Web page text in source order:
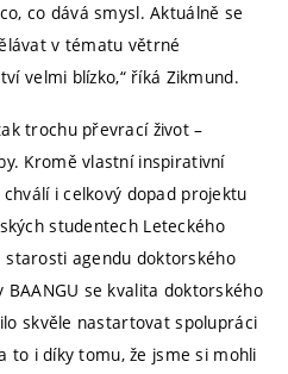
co dává smysl. Aktuálně se
v tématu větrné
velmi blízko,“ říká Zikmund.
trochu převrací život –
Kromě vlastní inspirativní
i celkový dopad projektu
studentech Leteckého
starosti agendu doktorského
se kvalita doktorského
skvěle nastartovat spolupráci
to i díky tomu, že jsme si mohli